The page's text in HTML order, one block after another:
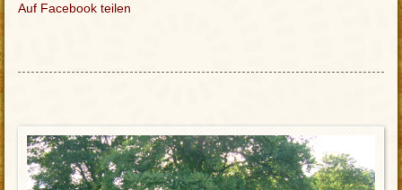
Auf Facebook teilen